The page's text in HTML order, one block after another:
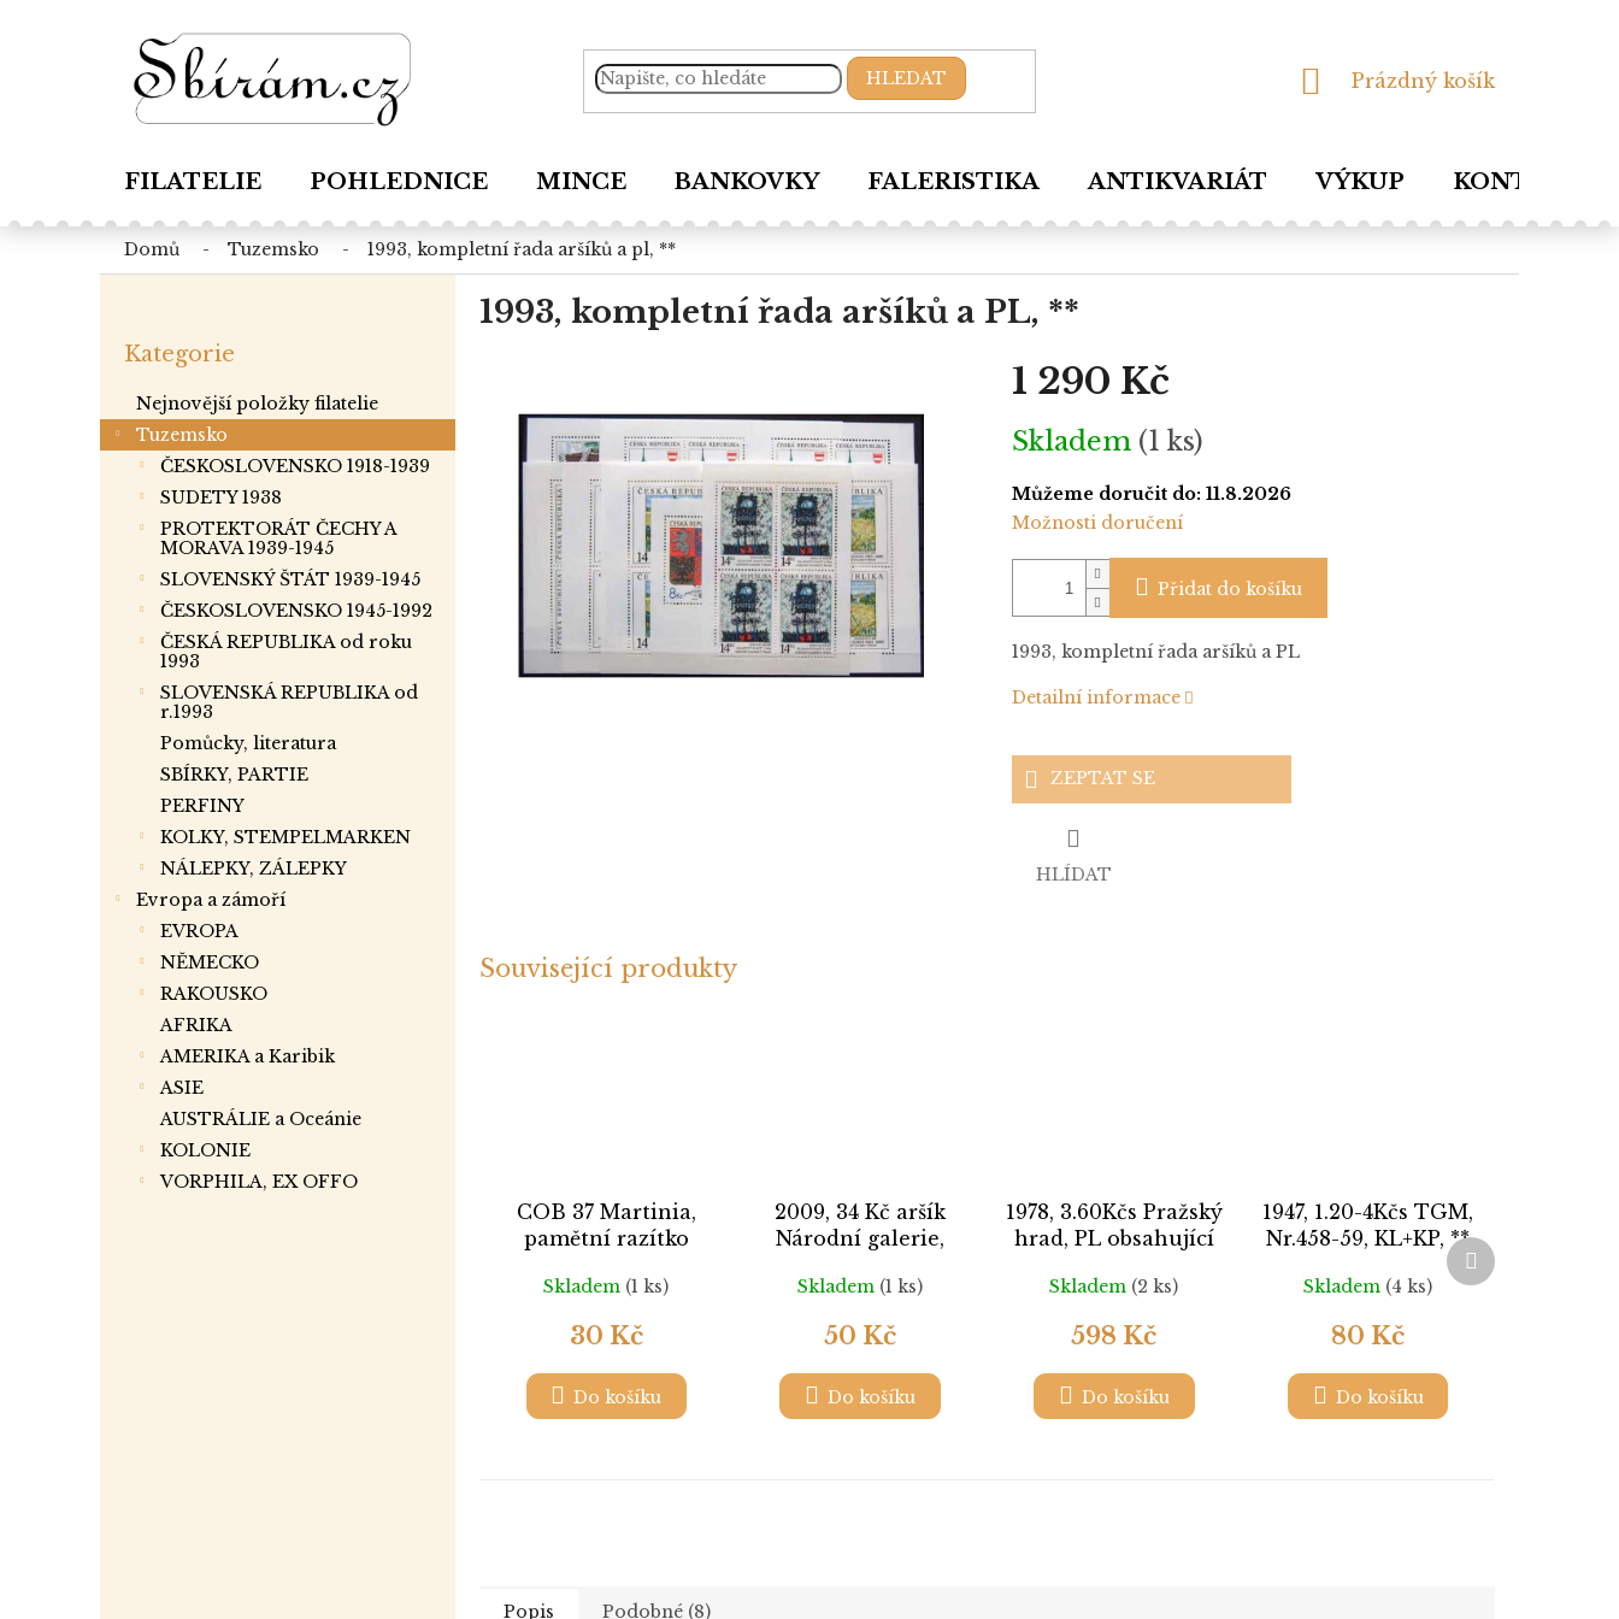
HLEDAT
NÁKUPNÍ
Prázdný košík
FILATELIE POHLEDNICE MINCE BANKOVKY FALERISTIKA ANTIKVARIÁT VÝKUP KONTAKTY
domů tuzemsko 1993, kompletní řada aršíků a pl, **
a
n
kategorie
Kategorie
Nejnovější položky filatelie
Tuzemsko
ČESKOSLOVENSKO 1918-1939
SUDETY 1938
PROTEKTORÁT ČECHY A
MORAVA 1939-1945
SLOVENSKÝ ŠTÁT 1939-1945
ČESKOSLOVENSKO 1945-1992
ČESKÁ REPUBLIKA od roku
1993
SLOVENSKÁ REPUBLIKA od
r.1993
Pomůcky, literatura
SBÍRKY, PARTIE
PERFINY
KOLKY, STEMPELMARKEN
NÁLEPKY, ZÁLEPKY
Evropa a zámoří
EVROPA
NĚMECKO
RAKOUSKO
AFRIKA
AMERIKA a Karibik
ASIE
AUSTRÁLIE a Oceánie
KOLONIE
VORPHILA, EX OFFO
1993, kompletní řada aršíků a PL, **
1 290 Kč
Měrná
cena:
Skladem (1 ks)
Můžeme doručit do: 11.8.2026
Možnosti doručení
Přidat do košíku
1993, kompletní řada aršíků a PL
Detailní informace
ZEPTAT SE
HLÍDAT
Související produkty
COB 37 Martinia,
pamětní razítko
Skladem (1 ks)
30 Kč
Do košíku
2009, 34 Kč aršík
Národní galerie,
Skladem (1 ks)
50 Kč
Do košíku
1978, 3.60Kčs Pražský
hrad, PL obsahující
Nr.PL2314, **, vzácné
Skladem (2 ks)
598 Kč
Do košíku
1947, 1.20-4Kčs TGM,
Nr.458-59, KL+KP, **
Skladem (4 ks)
80 Kč
Do košíku
Další
produkt
Popis Podobné (8)